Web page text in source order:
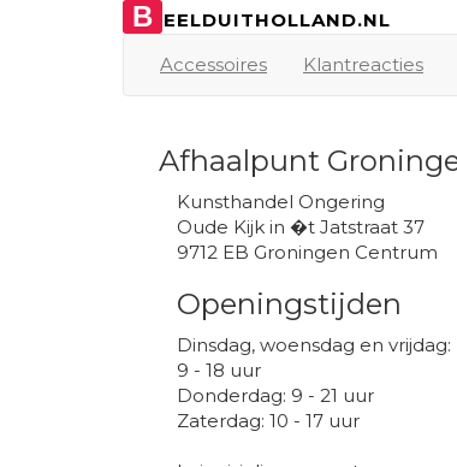
B EELDUITHOLLAND.NL
Accessoires
Klantreacties
Afhaalpunt
Kunsthandel Ongering
Oude Kijk in �t Jatstraat 37
9712 EB Groningen Centrum
Openingstijden
Dinsdag, woensdag en vrijdag:
9 - 18 uur
Donderdag: 9 - 21 uur
Zaterdag: 10 - 17 uur